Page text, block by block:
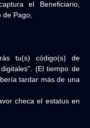
el Beneficiario,
Pago,
tu(s) código(s) de
(El tiempo de
tardar más de una
checa el estatus en